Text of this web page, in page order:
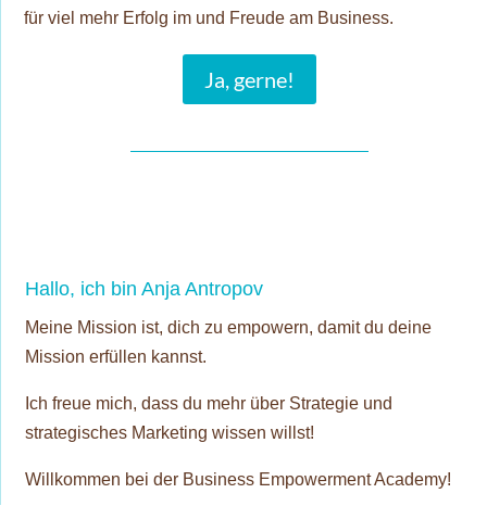
für viel mehr Erfolg im und Freude am Business.
Ja, gerne!
Hallo, ich bin Anja Antropov
Meine Mission ist, dich zu empowern, damit du deine
Mission erfüllen kannst.
Ich freue mich, dass du mehr über Strategie und
strategisches Marketing wissen willst!
Willkommen bei der Business Empowerment Academy!